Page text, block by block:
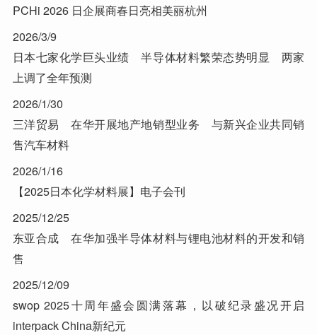
PCHi 2026 日企展商春日亮相美丽杭州
2026/3/9
日本七家化学巨头业绩 半导体材料繁荣态势明显 两家
上调了全年预测
2026/1/30
三洋贸易 在华开展地产地销型业务 与新兴企业共同销
售汽车材料
2026/1/16
【2025日本化学材料展】电子会刊
2025/12/25
东亚合成 在华加强半导体材料与锂电池材料的开发和销
售
2025/12/09
swop 2025十周年盛会圆满落幕，以破纪录盛况开启
interpack China新纪元